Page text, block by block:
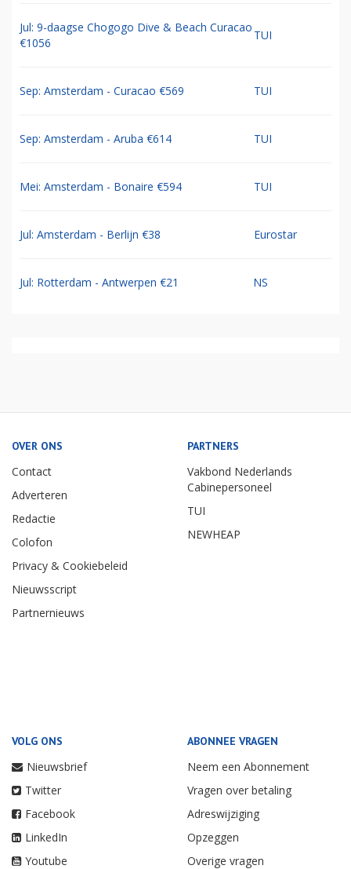
Jul: 9-daagse Chogogo Dive & Beach Curacao
€1056
TUI
Sep: Amsterdam - Curacao €569 TUI
Sep: Amsterdam - Aruba €614 TUI
Mei: Amsterdam - Bonaire €594 TUI
Jul: Amsterdam - Berlijn €38 Eurostar
Jul: Rotterdam - Antwerpen €21 NS
OVER ONS
Contact
Adverteren
Redactie
Colofon
Privacy & Cookiebeleid
Nieuwsscript
Partnernieuws
PARTNERS
Vakbond Nederlands
Cabinepersoneel
TUI
NEWHEAP
VOLG ONS
Nieuwsbrief
Twitter
Facebook
LinkedIn
Youtube
ABONNEE VRAGEN
Neem een Abonnement
Vragen over betaling
Adreswijziging
Opzeggen
Overige vragen